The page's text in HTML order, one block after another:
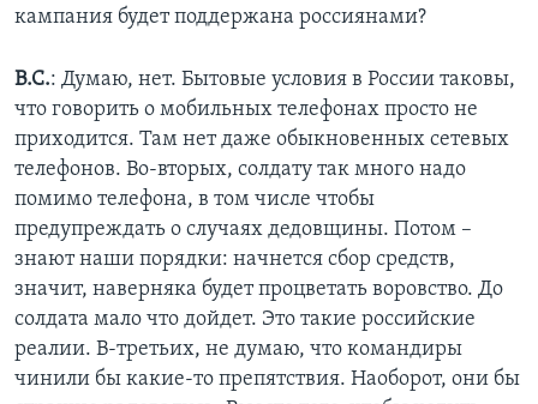
кампания будет поддержана россиянами?
В.С.: Думаю, нет. Бытовые условия в России таковы,
что говорить о мобильных телефонах просто не
приходится. Там нет даже обыкновенных сетевых
телефонов. Во-вторых, солдату так много надо
помимо телефона, в том числе чтобы
предупреждать о случаях дедовщины. Потом –
знают наши порядки: начнется сбор средств,
значит, наверняка будет процветать воровство. До
солдата мало что дойдет. Это такие российские
реалии. В-третьих, не думаю, что командиры
чинили бы какие-то препятствия. Наоборот, они бы